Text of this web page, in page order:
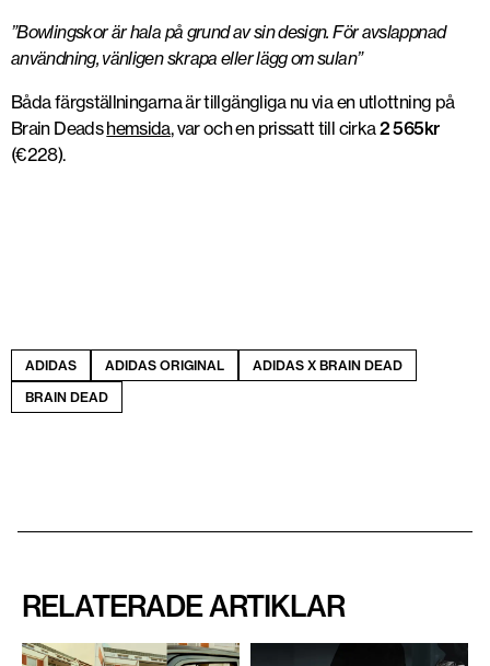
”Bowlingskor är hala på grund av sin design. För avslappnad
användning, vänligen skrapa eller lägg om sulan”
Båda färgställningarna är tillgängliga nu via en utlottning på
Brain Deadshemsida, var och en prissatt till cirka2 565kr
(€228).
ADIDAS ADIDAS ORIGINAL
ADIDAS X BRAIN DEAD
BRAIN DEAD
RELATERADE ARTIKLAR